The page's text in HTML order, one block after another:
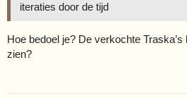
iteraties door de tijd
Hoe bedoel je? De verkochte
zien?